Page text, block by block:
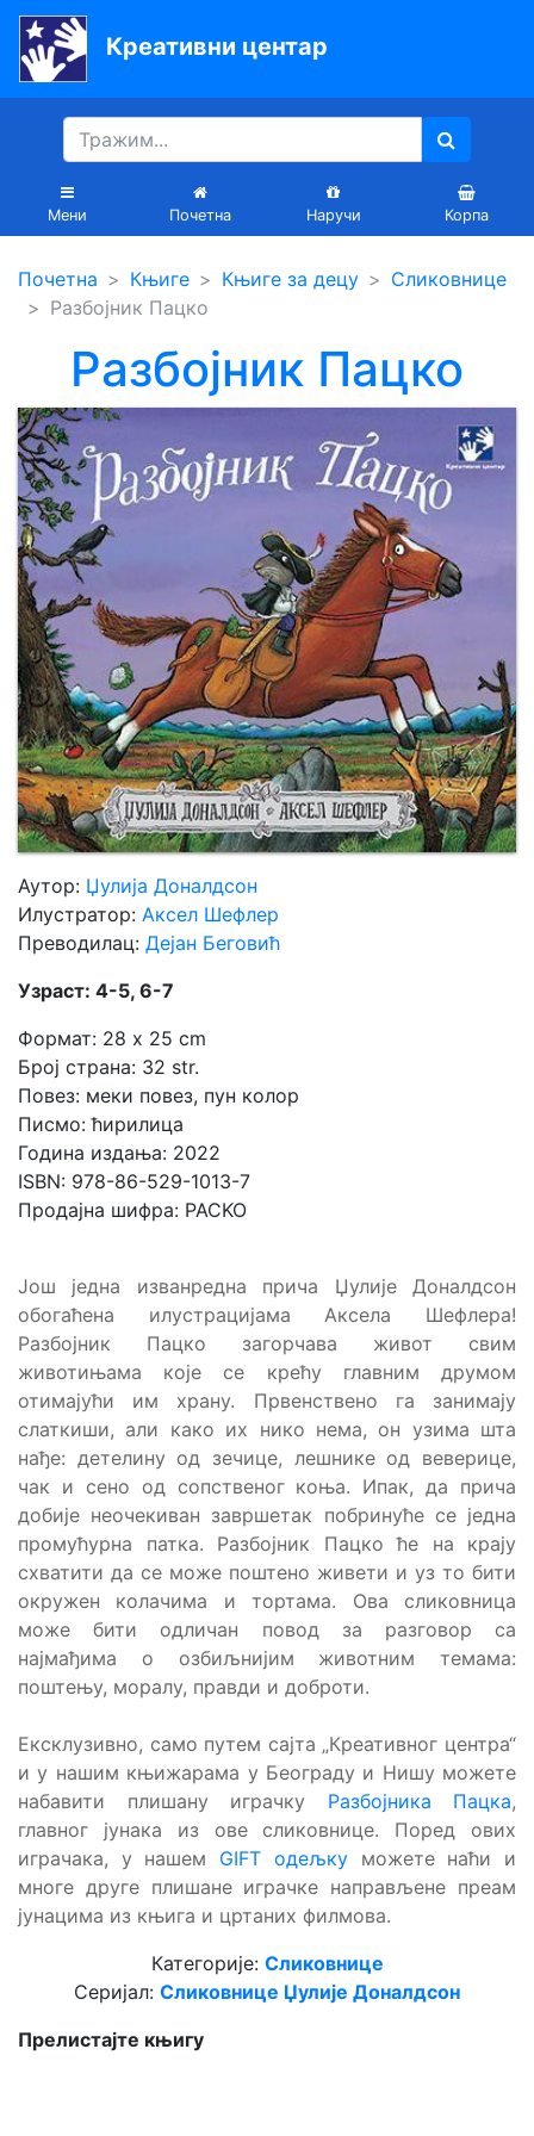
Креативни центар
Мени Почетна Наручи Корпа
Почетна
Књиге
Уџбеници
вртиће
Акције
Блог
Latinica
Мој
налог
Почетна Књиге Књиге за децу
Сликовнице
Разбојник Пацко
Разбојник Пацко
Аутор: Џулија Доналдсон
Илустратор: Аксел Шефлер
Преводилац: Дејан Беговић
Узраст: 4-5, 6-7
Формат: 28 x 25 cm
Број страна: 32 str.
Повез: меки повез, пун колор
Писмо: ћирилица
Година издања: 2022
ISBN: 978-86-529-1013-7
Продајна шифра: PACKO
Још једна изванредна прича Џулије Доналдсон
обогаћена илустрацијама Аксела Шефлера!
Разбојник Пацко загорчава живот свим
животињама које се крећу главним друмом
отимајући им храну. Првенствено га занимају
слаткиши, али како их нико нема, он узима шта
нађе: детелину од зечице, лешнике од веверице,
чак и сено од сопственог коња. Ипак, да прича
добије неочекиван завршетак побринуће се једна
промућурна патка. Разбојник Пацко ће на крају
схватити да се може поштено живети и уз то бити
окружен колачима и тортама. Ова сликовница
може бити одличан повод за разговор са
најмађима о озбиљнијим животним темама:
поштењу, моралу, правди и доброти.
Ексклузивно, само путем сајта „Креативног центра“
и у нашим књижарама у Београду и Нишу можете
набавити плишану играчку Разбојника Пацка,
главног јунака из ове сликовнице. Поред ових
играчака, у нашем GIFT одељкуможете наћи и
многе друге плишане играчке направљене преам
јунацима из књига и цртаних филмова.
Категорије: Сликовнице
Серијал: Сликовнице Џулије Доналдсон
Прелистајте књигу